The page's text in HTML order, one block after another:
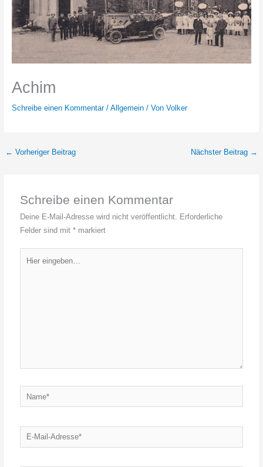
Achim
Schreibe einen Kommentar / Allgemein/ Von Volker
← Vorheriger Beitrag Nächster Beitrag →
Schreibe einen Kommentar
Deine E-Mail-Adresse wird nicht veröffentlicht. Erforderliche
Felder sind mit* markiert
eingeben…
Name*
E-
Mail-